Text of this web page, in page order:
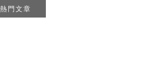
熱門文章